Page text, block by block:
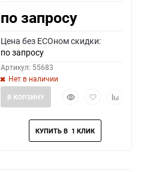
по запросу
Цена без ECOном скидки:
по запросу
Артикул: 55683
Нет в наличии
БыстрыйДобавить
избранное
Добавить
В КОРЗИНУ